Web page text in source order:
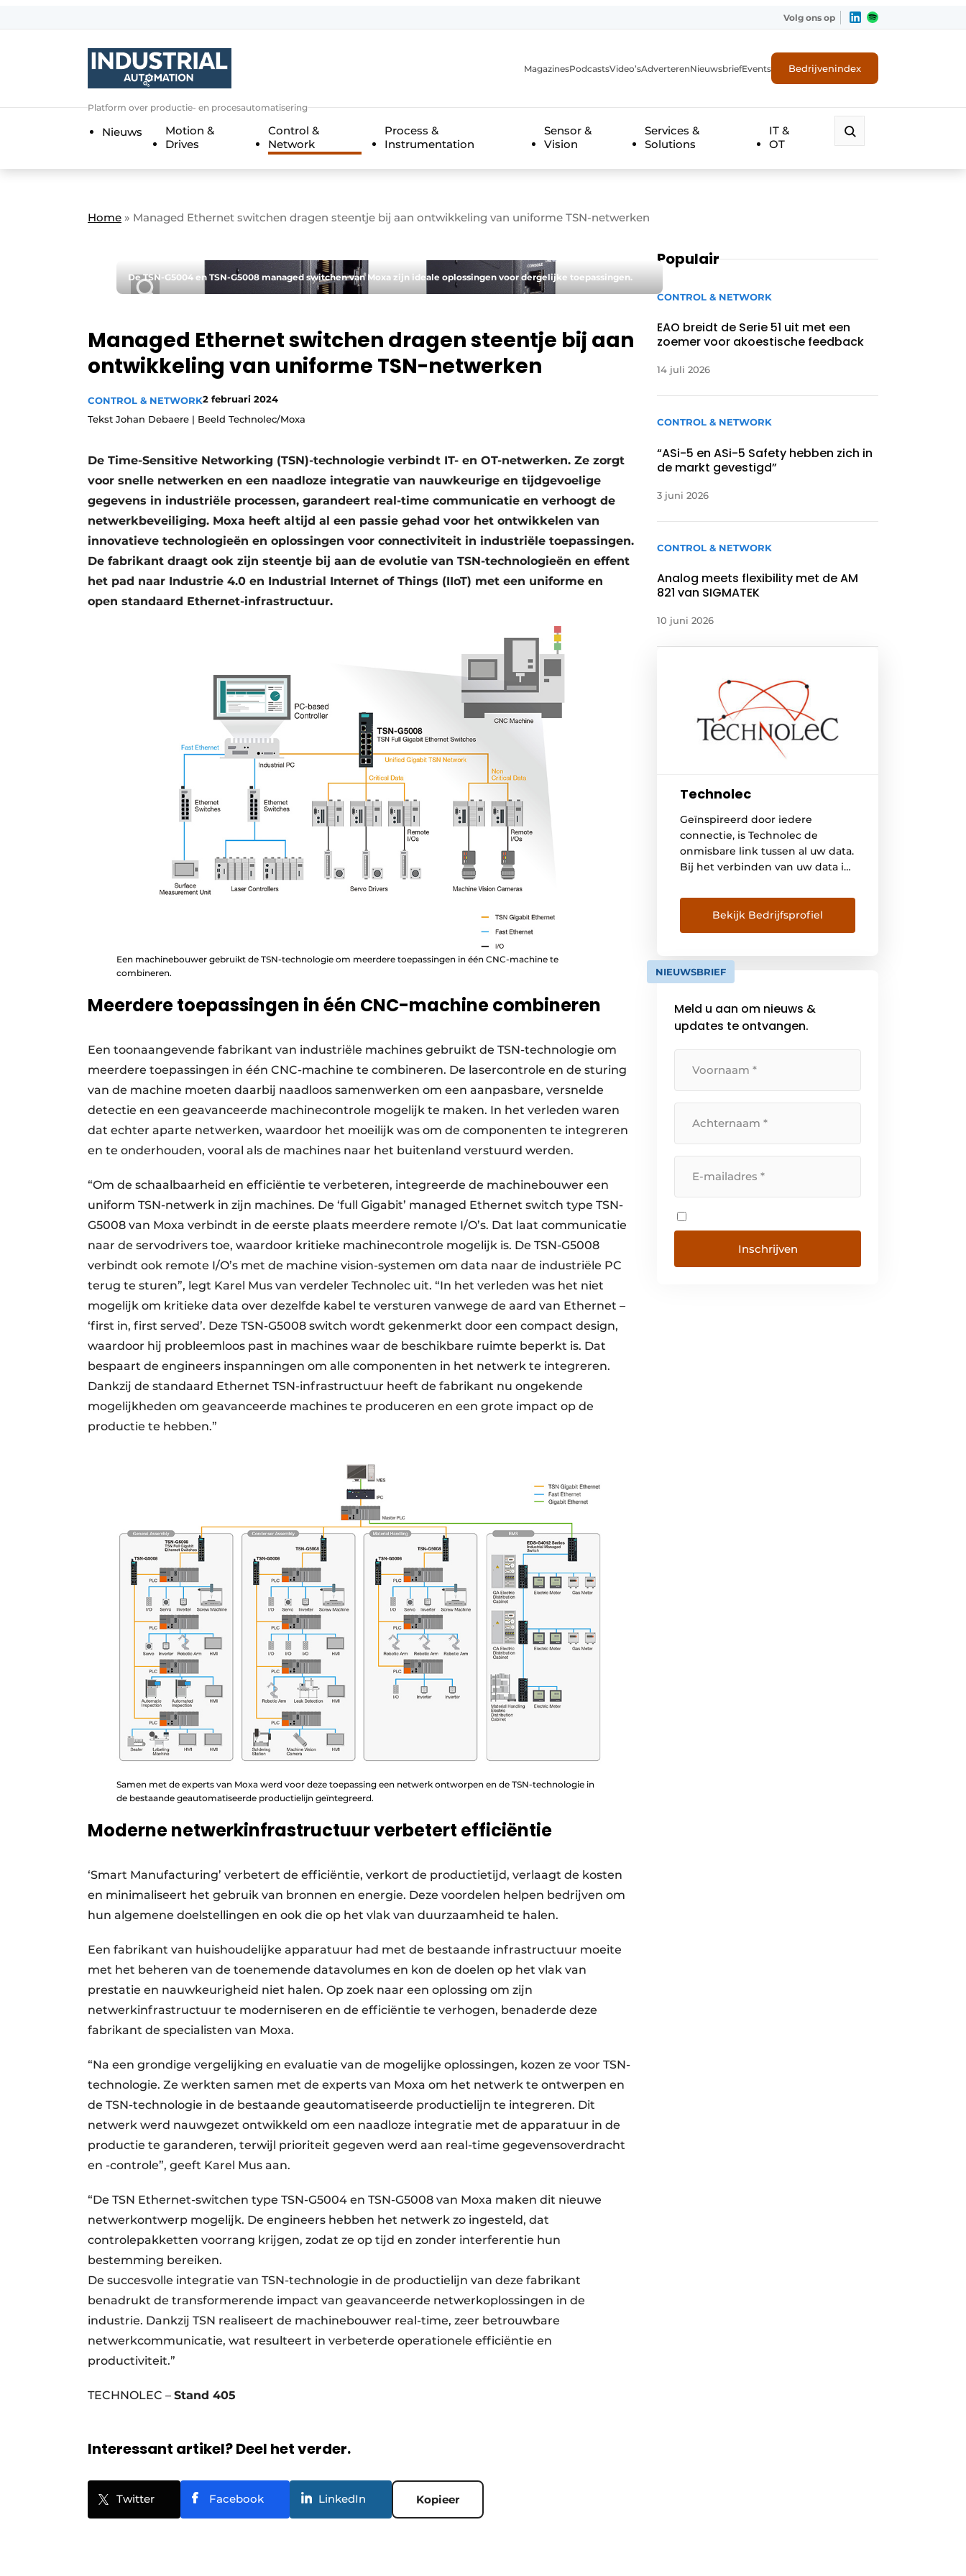
Algemene voorwaarden
Contact
Direct contact
Evenement aanmelden
Meest gelezen
Nieuwsbrief
Privacy / Cookie statement
Vacature aanmelden
Volg ons op
Platform over productie- en procesautomatisering
MagazinesPodcastsVideo’sAdverterenNieuwsbriefEvents Bedrijvenindex
Nieuws
Motion &
Drives
Control &
Network
Process &
Instrumentation
Sensor &
Vision
Services &
Solutions
IT &
OT
Home » Managed Ethernet switchen dragen steentje bij aan ontwikkeling van uniforme TSN-netwerken
De TSN-G5004 en TSN-G5008 managed switchen van Moxa zijn ideale oplossingen voor dergelijke toepassingen.
Managed Ethernet switchen dragen steentje bij aan
ontwikkeling van uniforme TSN-netwerken
CONTROL & NETWORK2 februari 2024
Tekst Johan Debaere | Beeld Technolec/Moxa
De Time-Sensitive Networking (TSN)-technologie verbindt IT- en OT-netwerken. Ze zorgt
voor snelle netwerken en een naadloze integratie van nauwkeurige en tijdgevoelige
gegevens in industriële processen, garandeert real-time communicatie en verhoogt de
netwerkbeveiliging. Moxa heeft altijd al een passie gehad voor het ontwikkelen van
innovatieve technologieën en oplossingen voor connectiviteit in industriële toepassingen.
De fabrikant draagt ook zijn steentje bij aan de evolutie van TSN-technologieën en effent
het pad naar Industrie 4.0 en Industrial Internet of Things (IIoT) met een uniforme en
open standaard Ethernet-infrastructuur.
Een machinebouwer gebruikt de TSN-technologie om meerdere toepassingen in één CNC-machine te
combineren.
Meerdere toepassingen in één CNC-machine combineren
Een toonaangevende fabrikant van industriële machines gebruikt de TSN-technologie om
meerdere toepassingen in één CNC-machine te combineren. De lasercontrole en de sturing
van de machine moeten daarbij naadloos samenwerken om een aanpasbare, versnelde
detectie en een geavanceerde machinecontrole mogelijk te maken. In het verleden waren
dat echter aparte netwerken, waardoor het moeilijk was om de componenten te integreren
en te onderhouden, vooral als de machines naar het buitenland verstuurd werden.
“Om de schaalbaarheid en efficiëntie te verbeteren, integreerde de machinebouwer een
uniform TSN-netwerk in zijn machines. De ‘full Gigabit’ managed Ethernet switch type TSN-
G5008 van Moxa verbindt in de eerste plaats meerdere remote I/O’s. Dat laat communicatie
naar de servodrivers toe, waardoor kritieke machinecontrole mogelijk is. De TSN-G5008
verbindt ook remote I/O’s met de machine vision-systemen om data naar de industriële PC
terug te sturen”, legt Karel Mus van verdeler Technolec uit. “In het verleden was het niet
mogelijk om kritieke data over dezelfde kabel te versturen vanwege de aard van Ethernet –
‘first in, first served’. Deze TSN-G5008 switch wordt gekenmerkt door een compact design,
waardoor hij probleemloos past in machines waar de beschikbare ruimte beperkt is. Dat
bespaart de engineers inspanningen om alle componenten in het netwerk te integreren.
Dankzij de standaard Ethernet TSN-infrastructuur heeft de fabrikant nu ongekende
mogelijkheden om geavanceerde machines te produceren en een grote impact op de
productie te hebben.”
Samen met de experts van Moxa werd voor deze toepassing een netwerk ontworpen en de TSN-technologie in
de bestaande geautomatiseerde productielijn geïntegreerd.
Moderne netwerkinfrastructuur verbetert efficiëntie
‘Smart Manufacturing’ verbetert de efficiëntie, verkort de productietijd, verlaagt de kosten
en minimaliseert het gebruik van bronnen en energie. Deze voordelen helpen bedrijven om
hun algemene doelstellingen en ook die op het vlak van duurzaamheid te halen.
Een fabrikant van huishoudelijke apparatuur had met de bestaande infrastructuur moeite
met het beheren van de toenemende datavolumes en kon de doelen op het vlak van
prestatie en nauwkeurigheid niet halen. Op zoek naar een oplossing om zijn
netwerkinfrastructuur te moderniseren en de efficiëntie te verhogen, benaderde deze
fabrikant de specialisten van Moxa.
“Na een grondige vergelijking en evaluatie van de mogelijke oplossingen, kozen ze voor TSN-
technologie. Ze werkten samen met de experts van Moxa om het netwerk te ontwerpen en
de TSN-technologie in de bestaande geautomatiseerde productielijn te integreren. Dit
netwerk werd nauwgezet ontwikkeld om een naadloze integratie met de apparatuur in de
productie te garanderen, terwijl prioriteit gegeven werd aan real-time gegevensoverdracht
en -controle”, geeft Karel Mus aan.
“De TSN Ethernet-switchen type TSN-G5004 en TSN-G5008 van Moxa maken dit nieuwe
netwerkontwerp mogelijk. De engineers hebben het netwerk zo ingesteld, dat
controlepakketten voorrang krijgen, zodat ze op tijd en zonder interferentie hun
bestemming bereiken.
De succesvolle integratie van TSN-technologie in de productielijn van deze fabrikant
benadrukt de transformerende impact van geavanceerde netwerkoplossingen in de
industrie. Dankzij TSN realiseert de machinebouwer real-time, zeer betrouwbare
netwerkcommunicatie, wat resulteert in verbeterde operationele efficiëntie en
productiviteit.”
TECHNOLEC – Stand 405
Interessant artikel? Deel het verder.
Twitter Facebook LinkedIn Kopieer
Populair
CONTROL & NETWORK
EAO breidt de Serie 51 uit met een
zoemer voor akoestische feedback
14 juli 2026
CONTROL & NETWORK
“ASi-5 en ASi-5 Safety hebben zich in
de markt gevestigd”
3 juni 2026
CONTROL & NETWORK
Analog meets flexibility met de AM
821 van SIGMATEK
10 juni 2026
Technolec
Geïnspireerd door iedere
connectie, is Technolec de
onmisbare link tussen al uw data.
Bij het verbinden van uw data is
belangrijk dat dit betrouwbaar,
veilig en kwalitatief gebeurt. Om
dit te realiseren werkt Technolec
levert betrouwbare netwerken
die het mogelijk maakt om
laten […]
Bekijk Bedrijfsprofiel
NIEUWSBRIEF
Meld u aan om nieuws &
updates te ontvangen.